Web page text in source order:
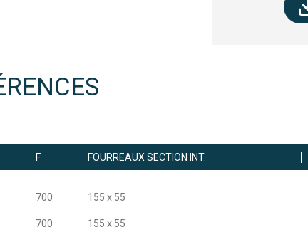
F FOURREAUX SECTION INT.
700 155 x 55
700 155 x 55